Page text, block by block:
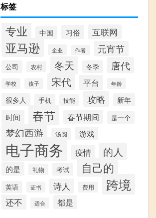
标签
专业 中国 习俗 互联网
亚马逊 企业 作者 元宵节
公司 农村 冬天 冬季 唐代
学校 孩子 宋代 平台 年龄
很多人 手机 技能 攻略 新年
时间 春节 春节期间 是一个
梦幻西游 汤圆 游戏
电子商务 疫情 的人
的是 礼物 考试 自己的
英语 证书 诗人 费用 跨境
还不 适合 都是